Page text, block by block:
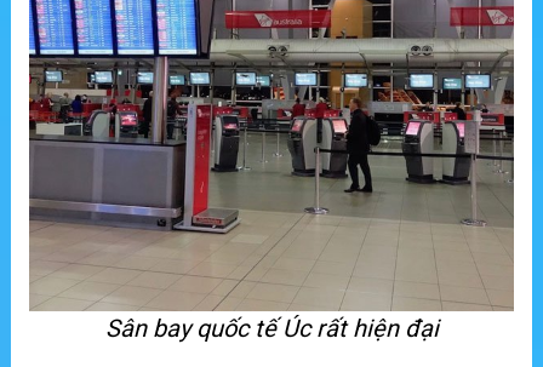
Sân bay quốc tế Úc rất hiện đại